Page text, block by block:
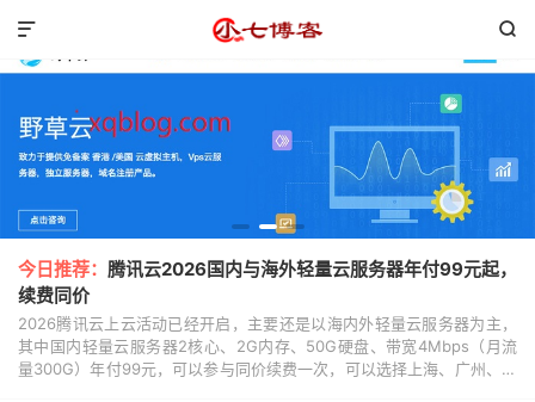


今日推荐： 腾讯云2026国内与海外轻量云服务器年付99元起，
续费同价
2026腾讯云上云活动已经开启，主要还是以海内外轻量云服务器为主，
其中国内轻量云服务器2核心、2G内存、50G硬盘、带宽4Mbps（月流
量300G）年付99元，可以参与同价续费一次，可以选择上海、广州、成